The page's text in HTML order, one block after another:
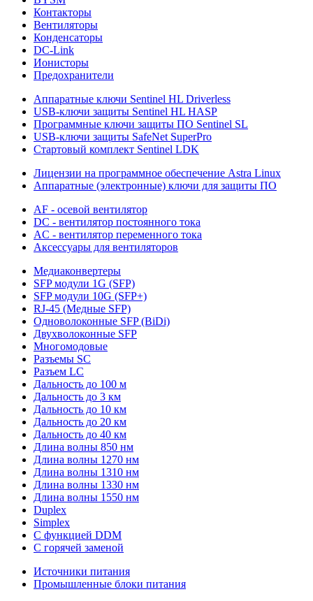
Контакторы
Вентиляторы
Конденсаторы
DC-Link
Ионисторы
Предохранители
Аппаратные ключи Sentinel HL Driverless
USB-ключи защиты Sentinel HL HASP
Программные ключи защиты ПО Sentinel SL
USB-ключи защиты SafeNet SuperPro
Стартовый комплект Sentinel LDK
Лицензии на программное обеспечение Astra Linux
Аппаратные (электронные) ключи для защиты ПО
AF - осевой вентилятор
DC - вентилятор постоянного тока
AC - вентилятор переменного тока
Аксессуары для вентиляторов
Медиаконвертеры
SFP модули 1G (SFP)
SFP модули 10G (SFP+)
RJ-45 (Медные SFP)
Одноволоконные SFP (BiDi)
Двухволоконные SFP
Многомодовые
Разъемы SC
Разъем LC
Дальность до 100 м
Дальность до 3 км
Дальность до 10 км
Дальность до 20 км
Дальность до 40 км
Длина волны 850 нм
Длина волны 1270 нм
Длина волны 1310 нм
Длина волны 1330 нм
Длина волны 1550 нм
Duplex
Simplex
С функцией DDM
С горячей заменой
Источники питания
Промышленные блоки питания